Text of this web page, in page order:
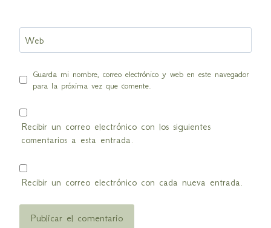
Web
Guarda mi nombre, correo electrónico y web en este navegador
para la próxima vez que comente.
Recibir un correo electrónico con los siguientes
comentarios a esta entrada.
Recibir un correo electrónico con cada nueva entrada.